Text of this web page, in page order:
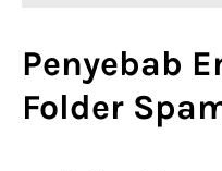
Penyebab
Folder